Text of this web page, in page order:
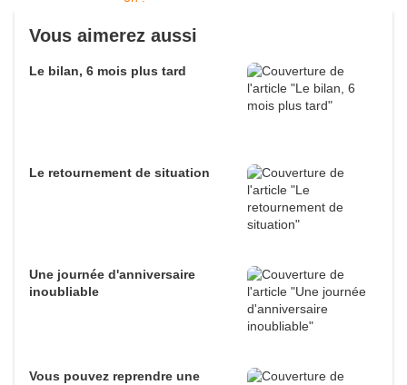
Vous aimerez aussi
Le bilan, 6 mois plus tard
Le retournement de situation
Une journée d'anniversaire
inoubliable
Vous pouvez reprendre une